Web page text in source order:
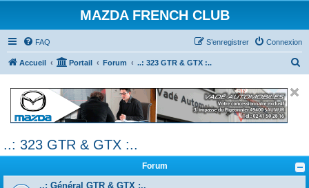
MAZDA FRENCH CLUB
FAQ Connexion
S’enregistrer
Accueil Portail Forum ..: 323 GTR & GTX :..
c
h
..: 323 GTR & GTX :..
Forum
..: Général GTR & GTX :..